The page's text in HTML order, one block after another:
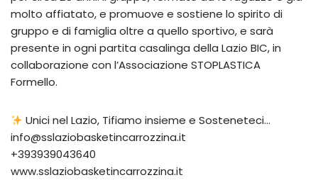
molto affiatato, e promuove e sostiene lo spirito di
gruppo e di famiglia oltre a quello sportivo, e sarà
presente in ogni partita casalinga della Lazio BIC, in
collaborazione con l’Associazione STOPLASTICA
Formello.
Unici nel Lazio, Tifiamo insieme e Sosteneteci…
info@sslaziobasketincarrozzina.it
+393939043640
www.sslaziobasketincarrozzina.it